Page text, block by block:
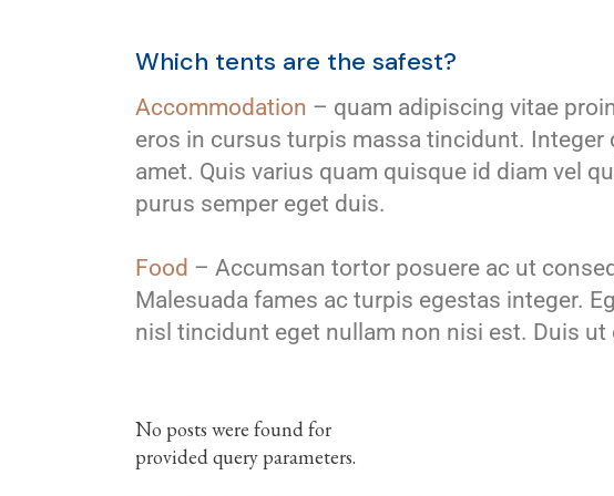
Which tents are the safest?
Accommodation – quam adipiscing vitae
eros in cursus turpis massa tincidunt.
amet. Quis varius quam quisque id diam vel
purus semper eget duis.
Food – Accumsan tortor posuere ac ut
Malesuada fames ac turpis egestas integer.
nisl tincidunt eget nullam non nisi est. Duis
No posts were found for
provided query parameters.